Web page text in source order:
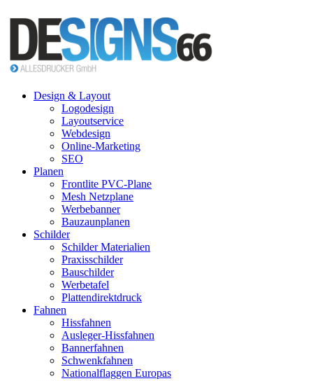
Design & Layout
Logodesign
Layoutservice
Webdesign
Online-Marketing
SEO
Planen
Frontlite PVC-Plane
Mesh Netzplane
Werbebanner
Bauzaunplanen
Schilder
Schilder Materialien
Praxisschilder
Bauschilder
Werbetafel
Plattendirektdruck
Fahnen
Hissfahnen
Ausleger-Hissfahnen
Bannerfahnen
Schwenkfahnen
Nationalflaggen Europas